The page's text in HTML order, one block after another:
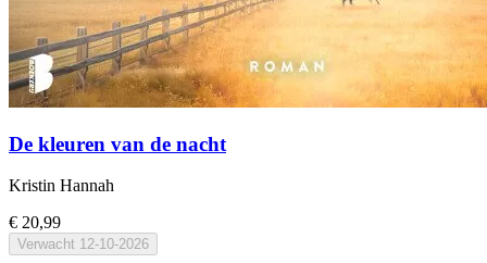
De kleuren van de nacht
Kristin Hannah
€ 20,99
Verwacht 12-10-2026